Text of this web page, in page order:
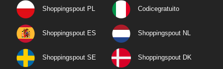
Shoppingspout PL Codicegratuito
Shoppingspout ES Shoppingspout NL
Shoppingspout SE Shoppingspout DK